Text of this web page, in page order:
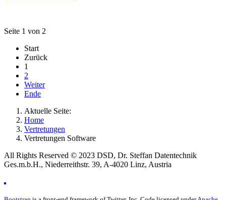
Seite 1 von 2
Start
Zurück
1
2
Weiter
Ende
Aktuelle Seite:
Home
Vertretungen
Vertretungen Software
All Rights Reserved © 2023 DSD, Dr. Steffan Datentechnik
Ges.m.b.H., Niederreithstr. 39, A-4020 Linz, Austria